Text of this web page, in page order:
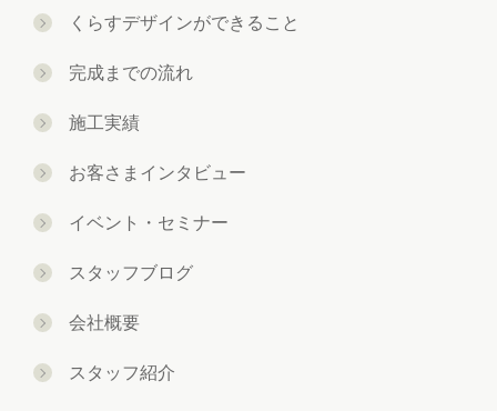
くらすデザインができること
完成までの流れ
施工実績
お客さまインタビュー
イベント・セミナー
スタッフブログ
会社概要
スタッフ紹介